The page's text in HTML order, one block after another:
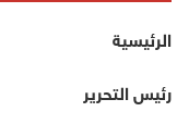
الرئيسية
رئيس التحرير